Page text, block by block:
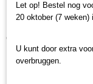
Hier vind je een groot
hondenvoer voor
en kat vind je altijd de
bij het kiezen van het
0613197606
Let op! Bestel nog
20 oktober (7
U kunt door extra
overbruggen.